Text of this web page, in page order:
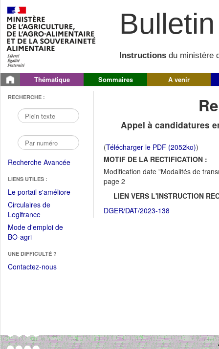
Instructions du ministère
Thématique Sommaires A venir
RECHERCHE :
Recherche Avancée
LIENS UTILES :
Le portail s'améliore(Fichier
Circulaires de
Legifrance(Ouvrir
dans
une
fenêtre)
Mode d'emploi de
BO-agri(Ouvrir
une
nouvelle
UNE DIFFICULTÉ ?
Contactez-nous
Appel à candidatures
(Télécharger le PDF (2052ko))
MOTIF DE LA RECTIFICATION :
Modification date "Modalités de
page 2
LIEN VERS L'INSTRUCTION
DGER/DAT/2023-138